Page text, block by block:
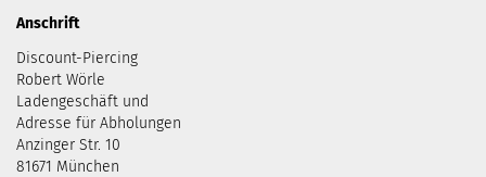
Anschrift
Discount-Piercing
Robert Wörle
Ladengeschäft und
Adresse für Abholungen
Anzinger Str. 10
81671 München